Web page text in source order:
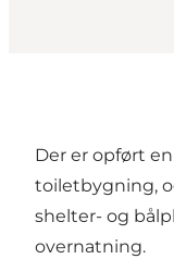
Der er opført
toiletbygning,
shelter- og
overnatning.